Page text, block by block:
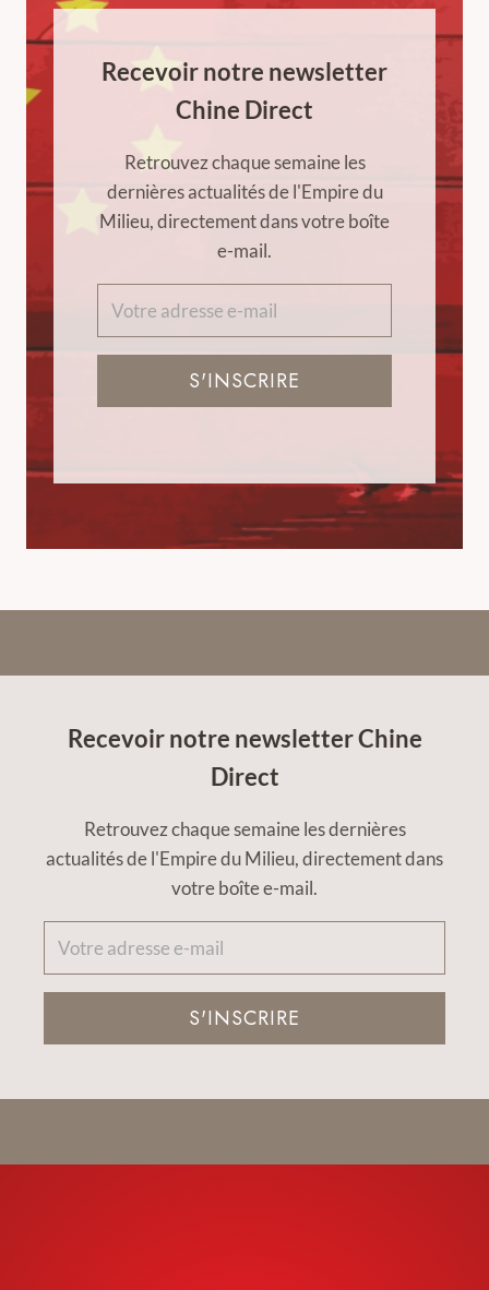
Recevoir notre newsletter
Chine Direct
Retrouvez chaque semaine les
dernières actualités de l'Empire du
Milieu, directement dans votre boîte
e-mail.
S'INSCRIRE
Recevoir notre newsletter Chine
Direct
Retrouvez chaque semaine les dernières
actualités de l'Empire du Milieu, directement dans
votre boîte e-mail.
S'INSCRIRE